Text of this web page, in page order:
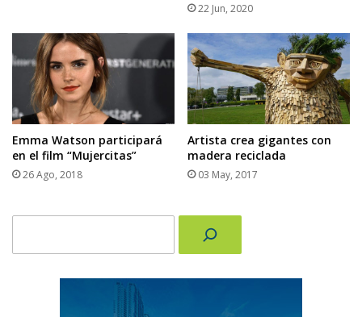
22 Jun, 2020
Emma Watson participará
en el film “Mujercitas”
26 Ago, 2018
Artista crea gigantes con
madera reciclada
03 May, 2017